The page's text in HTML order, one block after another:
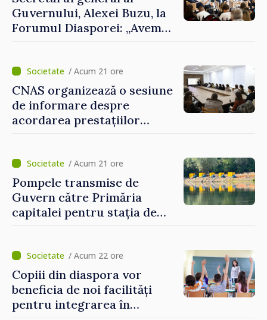
Guvernului, Alexei Buzu, la
Forumul Diasporei: „Avem
construi comunități mai
puternice”
/ Acum 21 ore
CNAS organizează o sesiune
de informare despre
acordarea prestațiilor
invitați să se înscrie la
eveniment
/ Acum 21 ore
Pompele transmise de
Guvern către Primăria
capitalei pentru stația de
puse în funcțiune
/ Acum 22 ore
Copiii din diaspora vor
beneficia de noi facilități
pentru integrarea în